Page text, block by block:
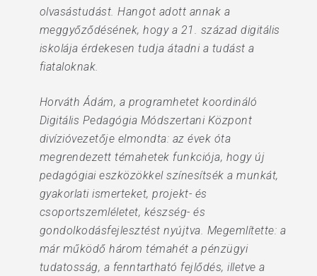
olvasástudást. Hangot adott annak a
meggyőződésének, hogy a 21. század digitális
iskolája érdekesen tudja átadni a tudást a
fiataloknak.
Horváth Ádám, a programhetet koordináló
Digitális Pedagógia Módszertani Központ
divízióvezetője elmondta: az évek óta
megrendezett témahetek funkciója, hogy új
pedagógiai eszközökkel színesítsék a munkát,
gyakorlati ismerteket, projekt- és
csoportszemléletet, készség- és
gondolkodásfejlesztést nyújtva. Megemlítette: a
már működő három témahét a pénzügyi
tudatosság, a fenntartható fejlődés, illetve a